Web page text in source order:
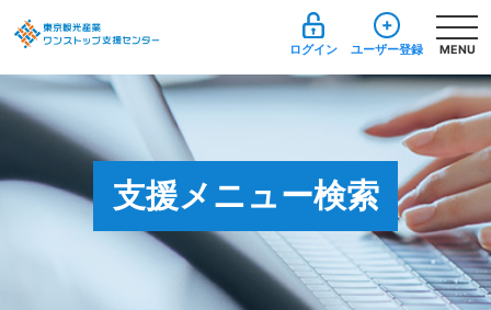
ログイン ユーザー登録 MENU
支援メニュー検索